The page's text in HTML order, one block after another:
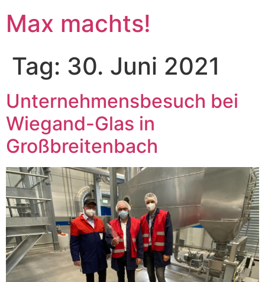
Max machts!
Tag: 30. Juni 2021
Unternehmensbesuch bei
Wiegand-Glas in
Großbreitenbach